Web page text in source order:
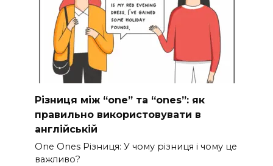
Різниця між “one” та “ones”: як
правильно використовувати в
англійській
One Ones Різниця: У чому різниця і чому це
важливо?